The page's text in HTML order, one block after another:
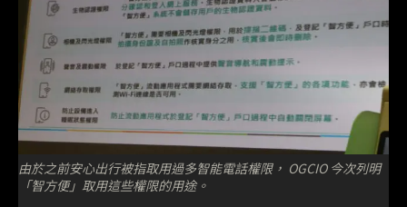
由於之前安心出行被指取用過多智能電話權限， OGCIO 今次列明
「智方便」取用這些權限的用途。